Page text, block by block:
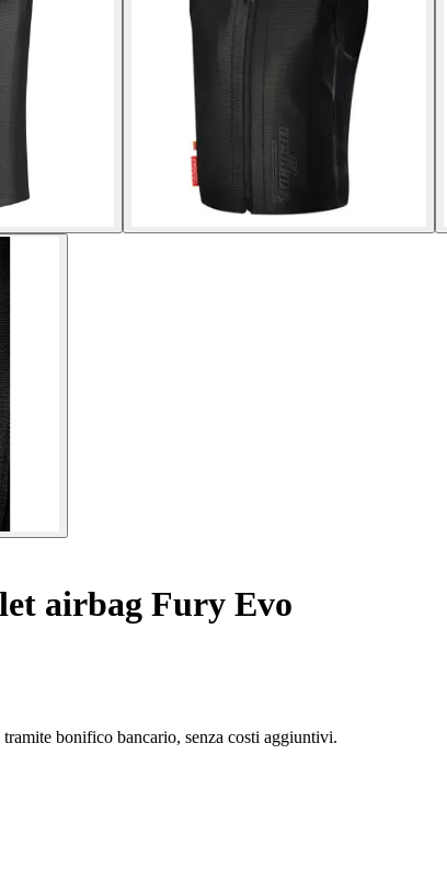
airbag Fury Evo
bonifico bancario, senza costi aggiuntivi.